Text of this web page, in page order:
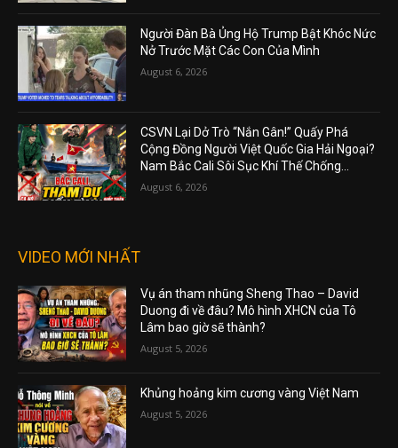
Người Đàn Bà Ủng Hộ Trump Bật Khóc Nức
Nở Trước Mặt Các Con Của Mình
August 6, 2026
CSVN Lại Dở Trò “Nắn Gân!” Quấy Phá
Cộng Đồng Người Việt Quốc Gia Hải Ngoại?
Nam Bắc Cali Sôi Sục Khí Thế Chống...
August 6, 2026
VIDEO MỚI NHẤT
Vụ án tham nhũng Sheng Thao – David
Duong đi về đâu? Mô hình XHCN của Tô
Lâm bao giờ sẽ thành?
August 5, 2026
Khủng hoảng kim cương vàng Việt Nam
August 5, 2026